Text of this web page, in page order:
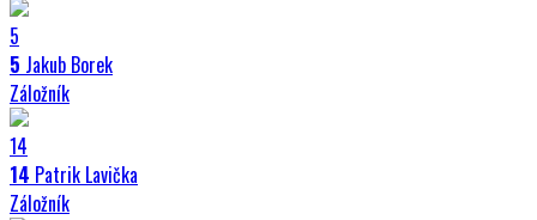
5
5 Jakub Borek
Záložník
14
14 Patrik Lavička
Záložník